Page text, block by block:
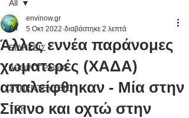
All
ΕΙΔΗΣΕΙΣ
ΑΡΘΡΟΓΡΑΦΙΑ
ΣΥΝΕΝΤΕΥΞΕΙΣ
TOP
All
Άλλες εννέα παράνομες
χωματερές (ΧΑΔΑ)
απαλείφθηκαν - Μία στην
Σίκινο και οχτώ στην
envinow.gr
5 Οκτ 2022 διαβάστηκε 2 λεπτά